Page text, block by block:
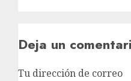
Deja un
Tu dirección de correo